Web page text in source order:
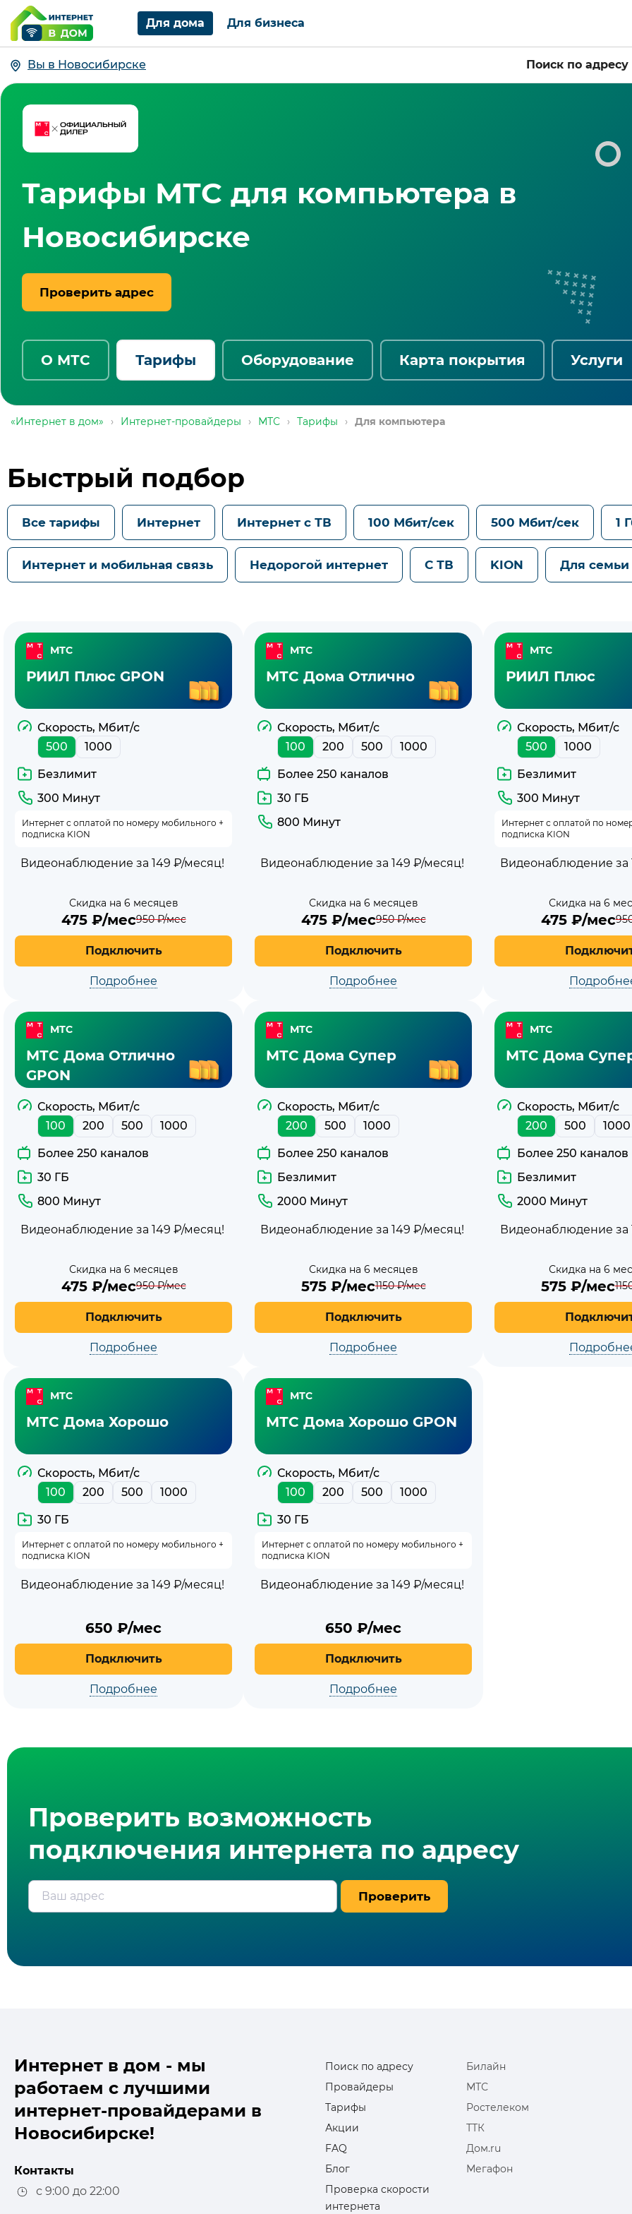
Для дома Для бизнеса
Вы в Новосибирске Поиск по адресу
Тарифы МТС для компьютера в
Новосибирске
Проверить адрес
О МТС Тарифы Оборудование Карта покрытия Услуги
«Интернет в дом» › Интернет-провайдеры › МТС › Тарифы › Для компьютера
Быстрый подбор
Все тарифы Интернет Интернет с ТВ 100 Мбит/сек 500 Мбит/сек 1
Интернет и мобильная связь Недорогой интернет С ТВ KION Для семьи
Тарифы
МТС
для
компьютера
МТС
РИИЛ Плюс GPON
Скорость, Мбит/с
500
1000
Безлимит
300 Минут
Интернет с оплатой по номеру мобильного +
подписка KION
Видеонаблюдение за 149 ₽/месяц!
Скидка на 6 месяцев
475₽/мес950₽/мес
Подключить
Подробнее
МТС
МТС Дома Отлично
Скорость, Мбит/с
100
200 500 1000
Более 250 каналов
30 ГБ
800 Минут
Видеонаблюдение за 149 ₽/месяц!
Скидка на 6 месяцев
475₽/мес950₽/мес
Подключить
Подробнее
МТС
РИИЛ Плюс
Скорость, Мбит/с
500
1000
Безлимит
300 Минут
Интернет с оплатой по
подписка KION
Видеонаблюдение за
Скидка на 6
475₽/мес
МТС
МТС Дома Отлично
GPON
Скорость, Мбит/с
100
200 500 1000
Более 250 каналов
30 ГБ
800 Минут
Видеонаблюдение за 149 ₽/месяц!
Скидка на 6 месяцев
475₽/мес950₽/мес
Подключить
Подробнее
МТС
МТС Дома Супер
Скорость, Мбит/с
200
500 1000
Более 250 каналов
Безлимит
2000 Минут
Видеонаблюдение за 149 ₽/месяц!
Скидка на 6 месяцев
575₽/мес1150₽/мес
Подключить
Подробнее
МТС
МТС Дома
Скорость, Мбит/с
200
500 1000
Более 250 каналов
Безлимит
2000 Минут
Видеонаблюдение за
Скидка на 6
575₽/мес
МТС
МТС Дома Хорошо
Скорость, Мбит/с
100
200 500 1000
30 ГБ
Интернет с оплатой по номеру мобильного +
подписка KION
Видеонаблюдение за 149 ₽/месяц!
650 ₽/мес
Подключить
Подробнее
МТС
МТС Дома Хорошо GPON
Скорость, Мбит/с
100
200 500 1000
30 ГБ
Интернет с оплатой по номеру мобильного +
подписка KION
Видеонаблюдение за 149 ₽/месяц!
650 ₽/мес
Подключить
Подробнее
Проверить возможность
подключения интернета по адресу
Ваш адрес Проверить
Интернет в дом - мы
работаем с лучшими
интернет-провайдерами в
Новосибирске!
Контакты
с 9:00 до 22:00
Поиск по адресу
Провайдеры
Тарифы
Акции
FAQ
Блог
Проверка скорости
интернета
Билайн
МТС
Ростелеком
ТТК
Дом.ru
Мегафон